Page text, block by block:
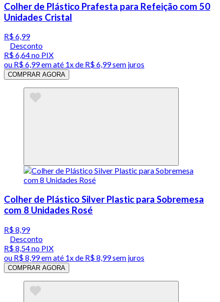
Colher de Plástico Prafesta para Refeição com 50
Unidades Cristal
R$ 6,99
Desconto
R$ 6,64no PIX
ou R$ 6,99em até 1x de R$ 6,99sem juros
COMPRAR AGORA
Colher de Plástico Silver Plastic para Sobremesa
com 8 Unidades Rosé
R$ 8,99
Desconto
R$ 8,54no PIX
ou R$ 8,99em até 1x de R$ 8,99sem juros
COMPRAR AGORA